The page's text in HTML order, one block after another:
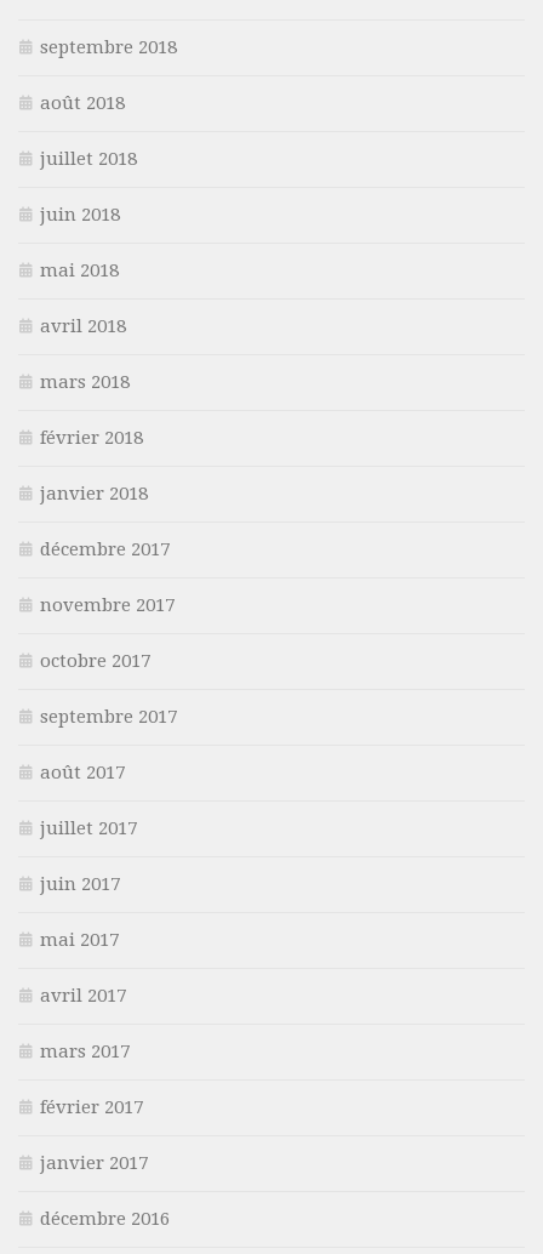
septembre 2018
août 2018
juillet 2018
juin 2018
mai 2018
avril 2018
mars 2018
février 2018
janvier 2018
décembre 2017
novembre 2017
octobre 2017
septembre 2017
août 2017
juillet 2017
juin 2017
mai 2017
avril 2017
mars 2017
février 2017
janvier 2017
décembre 2016